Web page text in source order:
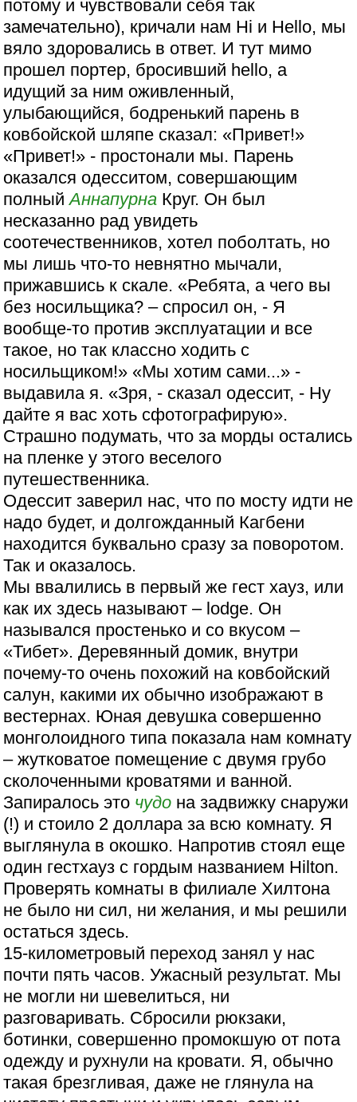
потому и чувствовали себя так
замечательно), кричали нам Hi и Hello, мы
вяло здоровались в ответ. И тут мимо
прошел портер, бросивший hello, а
идущий за ним оживленный,
улыбающийся, бодренький парень в
ковбойской шляпе сказал: «Привет!»
«Привет!» - простонали мы. Парень
оказался одесситом, совершающим
полныйАннапурна Круг. Он был
несказанно рад увидеть
соотечественников, хотел поболтать, но
мы лишь что-то невнятно мычали,
прижавшись к скале. «Ребята, а чего вы
без носильщика? – спросил он, - Я
вообще-то против эксплуатации и все
такое, но так классно ходить с
носильщиком!» «Мы хотим сами...» -
выдавила я. «Зря, - сказал одессит, - Ну
дайте я вас хоть сфотографирую».
Страшно подумать, что за морды остались
на пленке у этого веселого
путешественника.
Одессит заверил нас, что по мосту идти не
надо будет, и долгожданный Кагбени
находится буквально сразу за поворотом.
Так и оказалось.
Мы ввалились в первый же гест хауз, или
как их здесь называют – lodge. Он
назывался простенько и со вкусом –
«Тибет». Деревянный домик, внутри
почему-то очень похожий на ковбойский
салун, какими их обычно изображают в
вестернах. Юная девушка совершенно
монголоидного типа показала нам комнату
– жутковатое помещение с двумя грубо
сколоченными кроватями и ванной.
Запиралось это чудо на задвижку снаружи
(!) и стоило 2 доллара за всю комнату. Я
выглянула в окошко. Напротив стоял еще
один гестхауз с гордым названием Hilton.
Проверять комнаты в филиале Хилтона
не было ни сил, ни желания, и мы решили
остаться здесь.
15-километровый переход занял у нас
почти пять часов. Ужасный результат. Мы
не могли ни шевелиться, ни
разговаривать. Сбросили рюкзаки,
ботинки, совершенно промокшую от пота
одежду и рухнули на кровати. Я, обычно
такая брезгливая, даже не глянула на